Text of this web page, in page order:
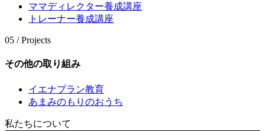
ママディレクター養成講座
トレーナー養成講座
05 / Projects
その他の取り組み
イエナプラン教育
あまみのもりのおうち
私たちについて